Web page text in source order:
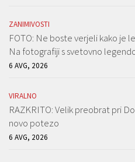
ZANIMIVOSTI
FOTO: Ne boste verjeli kako je
Na fotografiji s svetovno
6 AVG, 2026
VIRALNO
RAZKRITO: Velik preobrat pri
novo potezo
6 AVG, 2026